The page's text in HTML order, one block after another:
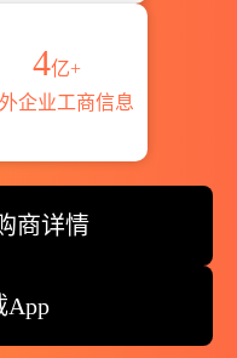
4亿+
企业工商信息
商详情
App